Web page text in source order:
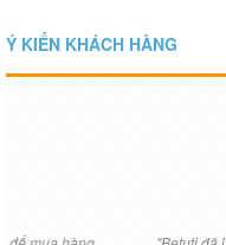
Ý KIẾN KHÁCH HÀNG